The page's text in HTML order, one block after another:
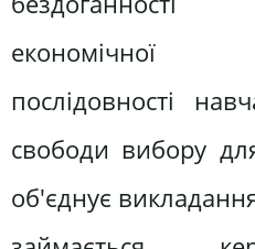
економічної
послідовності
свободи вибору
об'єднує